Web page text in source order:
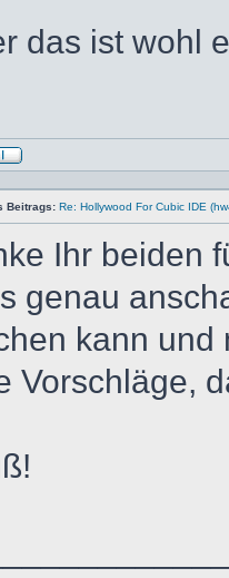
das ist wohl
Profil
Beitrags: Re: Hollywood For Cubic IDE
Ihr beiden
genau
kann und
Vorschläge,